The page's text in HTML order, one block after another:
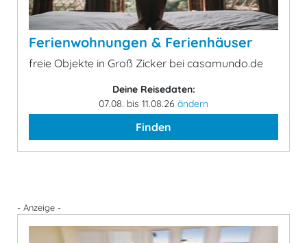
Ferienwohnungen & Ferienhäuser
freie Objekte in Groß Zicker bei casamundo.de
Deine Reisedaten:
07.08. bis 11.08.26 ändern
Finden
- Anzeige -